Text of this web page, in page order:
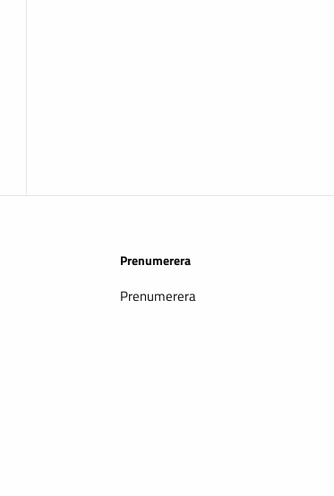
Prenumerera
Prenumerera